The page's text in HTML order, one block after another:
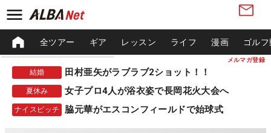
メルマガ登録
全ツアー ギア レッスン ライフ 漫画 ゴル
結婚 田村亜矢がラブラブ2ショット！！
夏休み 女子プロ4人が浴衣姿で長岡花火大会へ
ナイスピッチ 脇元華がエスコンフィールドで始球式